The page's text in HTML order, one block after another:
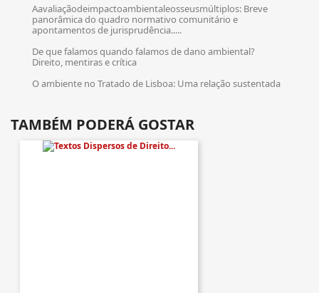
Aavaliaçãodeimpactoambientaleosseusmúltiplos: Breve
panorâmica do quadro normativo comunitário e
apontamentos de jurisprudência.....
De que falamos quando falamos de dano ambiental?
Direito, mentiras e crítica
O ambiente no Tratado de Lisboa: Uma relação sustentada
TAMBÉM PODERÁ GOSTAR